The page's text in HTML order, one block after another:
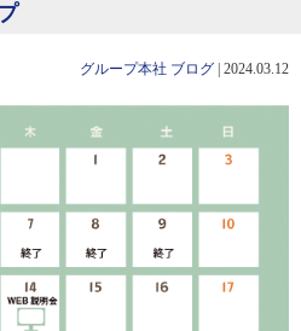
グループ本社 ブログ 2024.03.12